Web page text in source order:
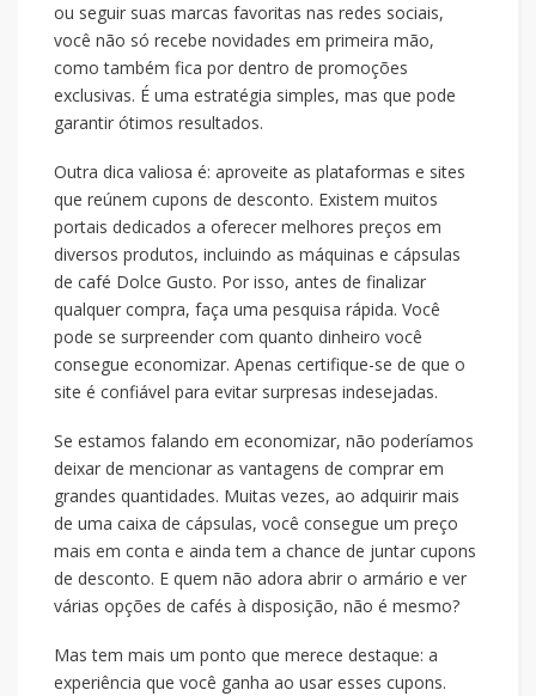
ou seguir suas marcas favoritas nas redes sociais,
você não só recebe novidades em primeira mão,
como também fica por dentro de promoções
exclusivas. É uma estratégia simples, mas que pode
garantir ótimos resultados.
Outra dica valiosa é: aproveite as plataformas e sites
que reúnem cupons de desconto. Existem muitos
portais dedicados a oferecer melhores preços em
diversos produtos, incluindo as máquinas e cápsulas
de café Dolce Gusto. Por isso, antes de finalizar
qualquer compra, faça uma pesquisa rápida. Você
pode se surpreender com quanto dinheiro você
consegue economizar. Apenas certifique-se de que o
site é confiável para evitar surpresas indesejadas.
Se estamos falando em economizar, não poderíamos
deixar de mencionar as vantagens de comprar em
grandes quantidades. Muitas vezes, ao adquirir mais
de uma caixa de cápsulas, você consegue um preço
mais em conta e ainda tem a chance de juntar cupons
de desconto. E quem não adora abrir o armário e ver
várias opções de cafés à disposição, não é mesmo?
Mas tem mais um ponto que merece destaque: a
experiência que você ganha ao usar esses cupons.